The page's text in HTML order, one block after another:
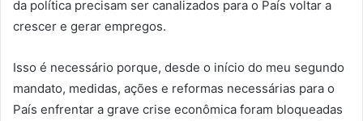
da política precisam ser canalizados para o País voltar a
crescer e gerar empregos.
Isso é necessário porque, desde o início do meu segundo
mandato, medidas, ações e reformas necessárias para o
País enfrentar a grave crise econômica foram bloqueadas